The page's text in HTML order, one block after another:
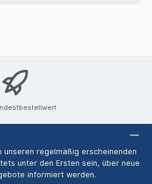
regelmäßig erscheinenden
unter den Ersten sein, über neue
informiert werden.